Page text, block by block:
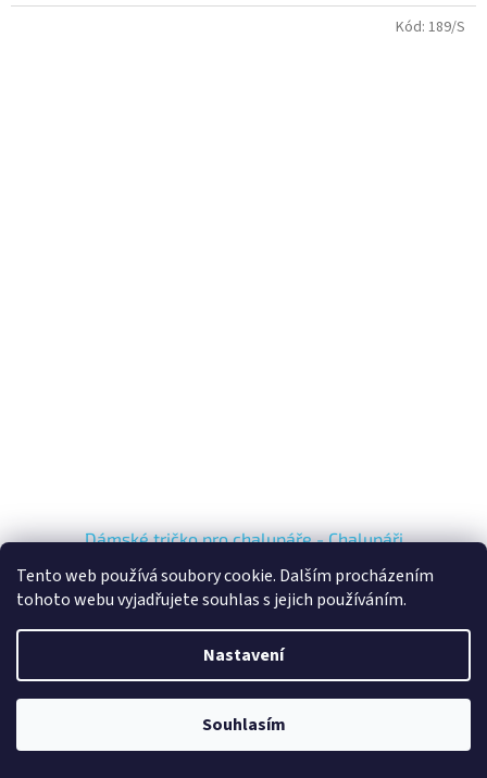
Tento web používá soubory cookie. Dalším procházením
tohoto webu vyjadřujete souhlas s jejich používáním.
Nastavení
Souhlasím
Dámské tričko pro chalupáře - Chalupáři
Odesíláme do 2-3 pracovních dní
Kód: 189/S